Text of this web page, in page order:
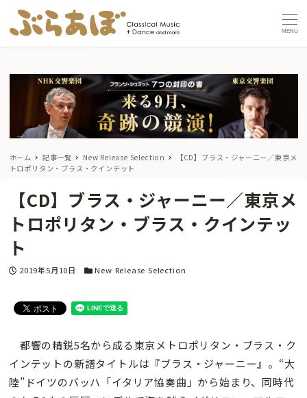
MENU
ホーム 記事一覧 New Release Selection
【CD】ブラス・ジャーニー／東京メ
トロポリタン・ブラス・クインテット
【CD】ブラス・ジャーニー／東京メ
トロポリタン・ブラス・クインテッ
ト
投稿日
2019年5月10日 カテゴリー
New Release Selection
都響の精鋭5名から成る東京メトロポリタン・ブラス・ク
インテットの新譜タイトルは『ブラス・ジャーニー』。“大
陸”ドイツのバッハ「イタリア協奏曲」から始まり、同時代